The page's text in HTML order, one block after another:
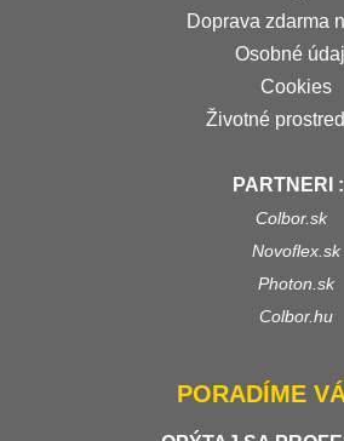
Doprava zdarma
Osobné
Cookies
Životné
PARTNERI
Colbor.sk
Novoflex.sk
Photon.sk
Colbor.hu
PORADÍME